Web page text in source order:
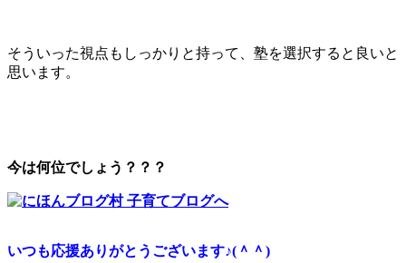
そういった視点もしっかりと持って、塾を選択すると良いと
思います。
今は何位でしょう？？？
いつも応援ありがとうございます♪(＾＾)